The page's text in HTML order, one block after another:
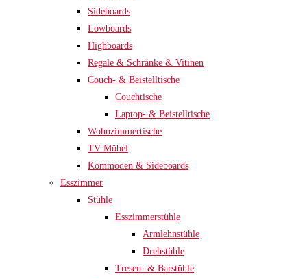
Sideboards
Lowboards
Highboards
Regale & Schränke & Vitinen
Couch- & Beistelltische
Couchtische
Laptop- & Beistelltische
Wohnzimmertische
TV Möbel
Kommoden & Sideboards
Esszimmer
Stühle
Esszimmerstühle
Armlehnstühle
Drehstühle
Tresen- & Barstühle